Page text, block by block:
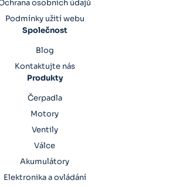
osobních údajů
Podmínky užití webu
Společnost
Blog
Kontaktujte nás
Produkty
Čerpadla
Motory
Ventily
Válce
Akumulátory
Elektronika a ovládání